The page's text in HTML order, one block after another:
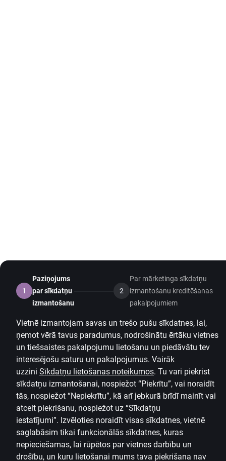
1
Paziņojums
par sīkdatņu
izmantošanu
2
Par mārketinga sīkdatņu
izmantošanu kreditēšanas
pakalpojumiem
Vietnē izmantojam savas un trešo pušu sīkdatnes, lai,
ņemot vērā tavus paradumus, nodrošinātu ērtāku vietnes
un tiešsaistes pakalpojumu lietošanu un piedāvātu tev
interesējošu saturu un pakalpojumus. Vairāk
uzzini Sīkdatņu lietošanas noteikumos. Tu vari piekrist
sīkdatņu izmantošanai, nospiežot “Piekrītu”, vai noraidīt
tās, nospiežot “Nepiekrītu”, kā arī jebkurā brīdī mainīt vai
atcelt piekrišanu, nospiežot uz “Sīkdatņu
iestatījumi”. Izvēloties noraidīt visas sīkdatnes, vietnē
saglabāsim tikai funkcionālās sīkdatnes, kuras
nepieciešamas, lai rūpētos par vietnes darbību un
drošību, un kuru lietošanai mums tava piekrišana nav